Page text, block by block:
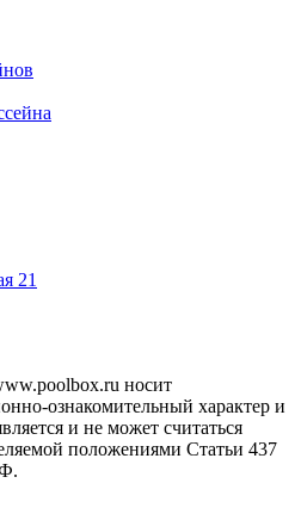
21
носит
ознакомительный характер и
и не может считаться
положениями Статьи 437